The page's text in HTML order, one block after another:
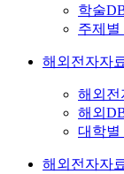
학술
주제별
해외전자자
해외전
해외
대학별
해외전자자